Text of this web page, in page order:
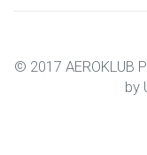
© 2017 AEROKLUB
by